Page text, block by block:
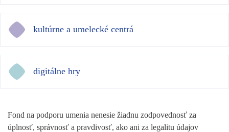
kultúrne a umelecké centrá
digitálne hry
Fond na podporu umenia nenesie žiadnu zodpovednosť za
úplnosť, správnosť a pravdivosť, ako ani za legalitu údajov